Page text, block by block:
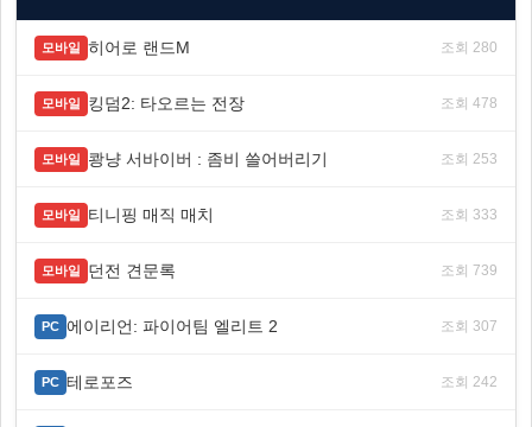
모바일 히어로 랜드M 조회 280
모바일 킹덤2: 타오르는 전장 조회 478
모바일 쾅냥 서바이버 : 좀비 쓸어버리기 조회 253
모바일 티니핑 매직 매치 조회 333
모바일 던전 견문록 조회 739
PC 에이리언: 파이어팀 엘리트 2 조회 307
PC 테로포즈 조회 242